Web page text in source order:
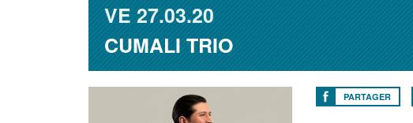
VE27.03.20
CUMALI TRIO
PARTAGER